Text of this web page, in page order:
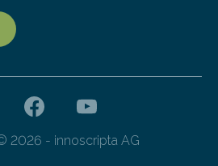
2026 - innoscripta AG